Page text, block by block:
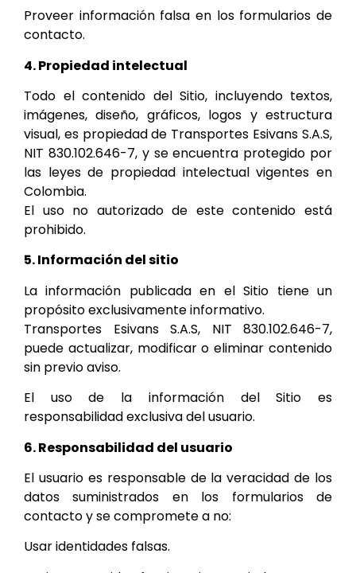
Proveer información falsa en los formularios de
contacto.
4. Propiedad intelectual
Todo el contenido del Sitio, incluyendo textos,
imágenes, diseño, gráficos, logos y estructura
visual, es propiedad de Transportes Esivans S.A.S,
NIT 830.102.646-7,y se encuentra protegido por
las leyes de propiedad intelectual vigentes en
Colombia.
El uso no autorizado de este contenido está
prohibido.
5. Información del sitio
La información publicada en el Sitio tiene un
propósito exclusivamente informativo.
Transportes Esivans S.A.S, NIT 830.102.646-7,
puede actualizar, modificar o eliminar contenido
sin previo aviso.
El uso de la información del Sitio es
responsabilidad exclusiva del usuario.
6. Responsabilidad del usuario
El usuario es responsable de la veracidad de los
datos suministrados en los formularios de
contacto y se compromete a no:
Usar identidades falsas.